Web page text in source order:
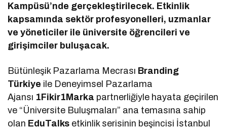
Kampüsü’nde gerçekleştirilecek. Etkinlik
kapsamında sektör profesyonelleri, uzmanlar
ve yöneticiler ile üniversite öğrencileri ve
girişimciler buluşacak.
Bütünleşik Pazarlama Mecrası Branding
Türkiye ile Deneyimsel Pazarlama
Ajansı 1Fikir1Marka partnerliğiyle hayata geçirilen
ve “Üniversite Buluşmaları” ana temasına sahip
olan EduTalks etkinlik serisinin beşincisi İstanbul